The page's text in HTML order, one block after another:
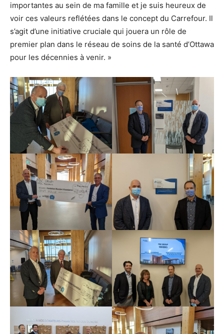
importantes au sein de ma famille et je suis heureux de
voir ces valeurs reflétées dans le concept du Carrefour. Il
s’agit d’une initiative cruciale qui jouera un rôle de
premier plan dans le réseau de soins de la santé d’Ottawa
pour les décennies à venir. »